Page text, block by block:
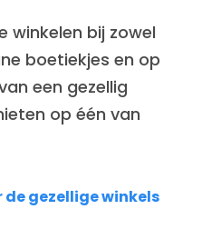
winkelen bij zowel
boetiekjes en op
een gezellig
op één van
de gezellige winkels